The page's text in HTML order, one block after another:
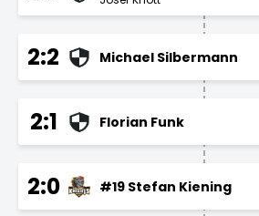
2:2 Michael Silbermann
2:1 Florian Funk
2:0 #19 Stefan Kiening